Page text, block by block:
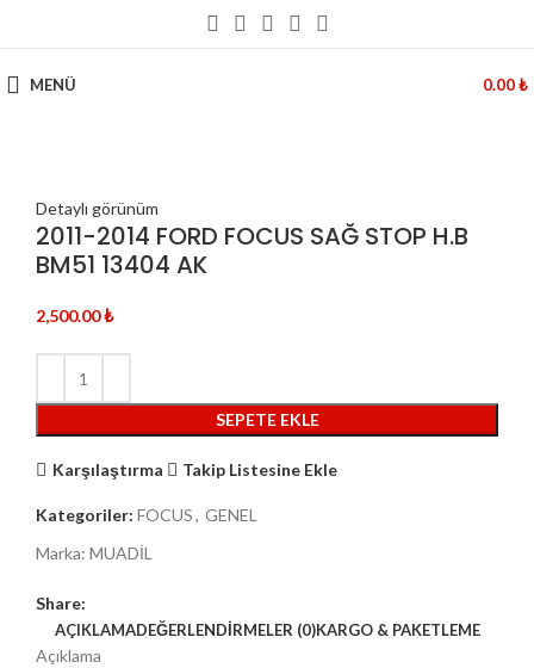
MENÜ 0.00₺
Detaylı görünüm
2011-2014 FORD FOCUS SAĞ STOP H.B
BM51 13404 AK
2,500.00₺
SEPETE EKLE
Karşılaştırma Takip Listesine Ekle
Kategoriler: FOCUS, GENEL
Marka: MUADİL
Share:
AÇIKLAMADEĞERLENDIRMELER (0)KARGO & PAKETLEME
Açıklama